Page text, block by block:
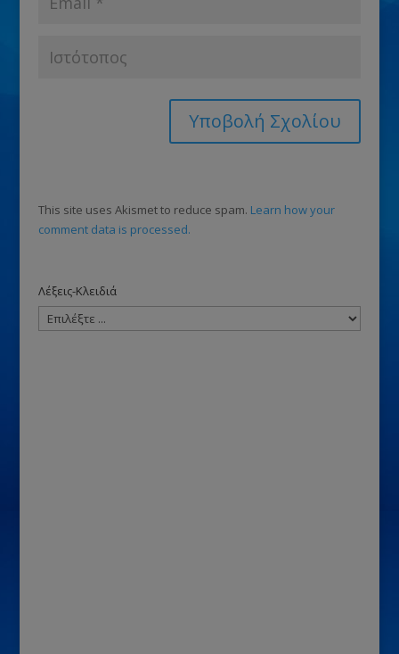
This site uses Akismet to reduce spam. Learn how your
comment data is processed.
Λέξεις-Κλειδιά